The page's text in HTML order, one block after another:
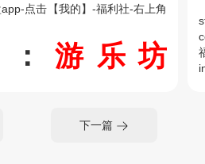
点击【我的】-福利社-右上角
游乐坊
下一篇